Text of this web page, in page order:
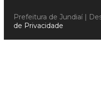
Prefeitura de Jundiaí |
de Privacidade